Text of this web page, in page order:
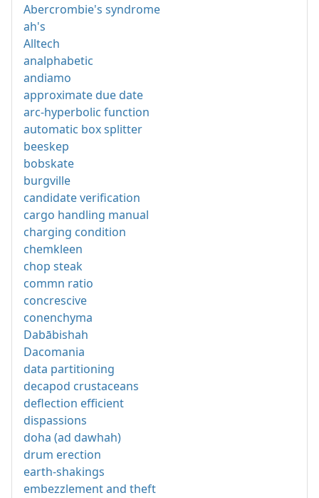
Abercrombie's syndrome
ah's
Alltech
analphabetic
andiamo
approximate due date
arc-hyperbolic function
automatic box splitter
beeskep
bobskate
burgville
candidate verification
cargo handling manual
charging condition
chemkleen
chop steak
commn ratio
concrescive
conenchyma
Dabābishah
Dacomania
data partitioning
decapod crustaceans
deflection efficient
dispassions
doha (ad dawhah)
drum erection
earth-shakings
embezzlement and theft